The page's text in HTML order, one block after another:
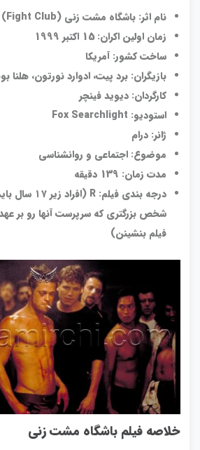
نام اثر: باشگاه مشت زنی (Fight Club)
زمان اولین اکران: 15 اکتبر 1999
ساخت کشور: آمریکا
بازیگران: برد پیت، ادوارد نورتون، هلنا
کارگردان: دیوید فینچر
استودیو: Fox Searchlight
ژانر: درام
موضوع: اجتماعی و روانشناسی
مدت زمان: 139 دقیقه
درجه ‌بندی فیلم: R (
افراد زیر
شخص بزرگتری که سرپرست آنها رو بر
فیلم بنشینن)
خلاصه فیلم باشگاه مشت زنی